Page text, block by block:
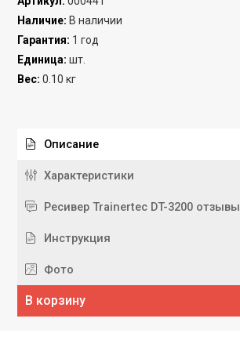
Наличие: В наличии
Гарантия: 1 год
Единица: шт.
Вес: 0.10 кг
Описание
Характеристики
Ресивер Trainertec DT-3200 отзывы
Инструкция
Фото
В корзину